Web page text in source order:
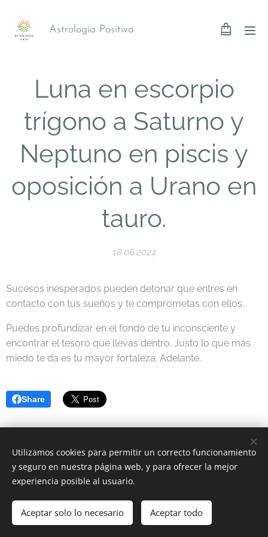
Astrología Positiva
Luna en escorpio
trígono a Saturno y
Neptuno en piscis y
oposición a Urano en
tauro.
18.06.2024
Sucesos inesperados pueden detonar que entres en
contacto con tus sueños y te comprometas con ellos.
Puedes profundizar en el fondo de tu inconsciente y
encontrar el tesoro que llevas dentro. Justo lo que más
miedo te da es tu mayor fortaleza. Adelante.
Share
2023 Astrología Positiva | Todos los derechos reservados.
Cookies
Utilizamos cookies para permitir un correcto funcionamiento
y seguro en nuestra página web, y para ofrecer la mejor
experiencia posible al usuario.
Aceptar solo lo necesario Aceptar todo